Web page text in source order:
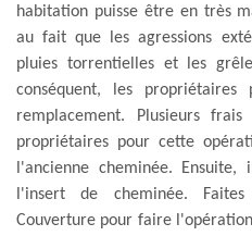
habitation puisse être en très
au fait que les agressions
pluies torrentielles et les
conséquent, les
remplacement. Plusieurs
propriétaires pour cette
l'ancienne cheminée.
l'insert de cheminée.
Couverture pour faire